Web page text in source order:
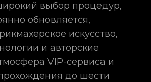
выбор процедур,
обновляется,
искусство,
и авторские
VIP-сервиса и
до шести